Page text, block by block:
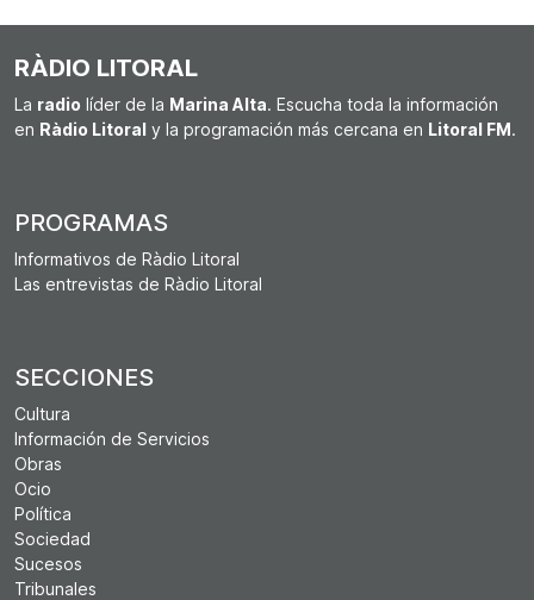
RÀDIO LITORAL
La radio líder de la Marina Alta. Escucha toda la información
en Ràdio Litoral y la programación más cercana en Litoral FM.
PROGRAMAS
Informativos de Ràdio Litoral
Las entrevistas de Ràdio Litoral
SECCIONES
Cultura
Información de Servicios
Obras
Ocio
Política
Sociedad
Sucesos
Tribunales